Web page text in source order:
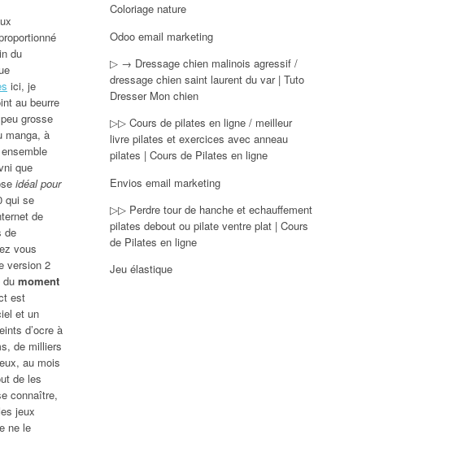
du
ici, je
au beurre
grosse
manga, à
que
idéal pour
qui se
de
de
vous
version 2
du moment
est
et un
d’ocre à
de milliers
au mois
de les
connaître,
jeux
ne le
Coloriage nature
Odoo email marketing
▷ → Dressage chien malinois agressif /
dressage chien saint laurent du var | Tuto
Dresser Mon chien
▷▷ Cours de pilates en ligne / meilleur
livre pilates et exercices avec anneau
pilates | Cours de Pilates en ligne
Envios email marketing
▷▷ Perdre tour de hanche et echauffement
pilates debout ou pilate ventre plat | Cours
de Pilates en ligne
Jeu élastique